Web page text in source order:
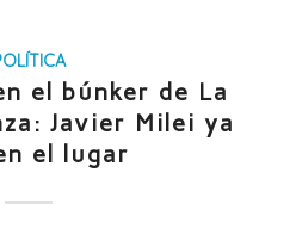
el búnker de La
Javier Milei ya
el lugar